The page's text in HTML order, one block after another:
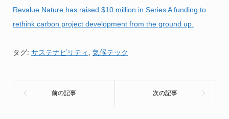
Revalue Nature has raised $10 million in Series A funding to
rethink carbon project development from the ground up.
タグ: サステナビリティ 気候テック